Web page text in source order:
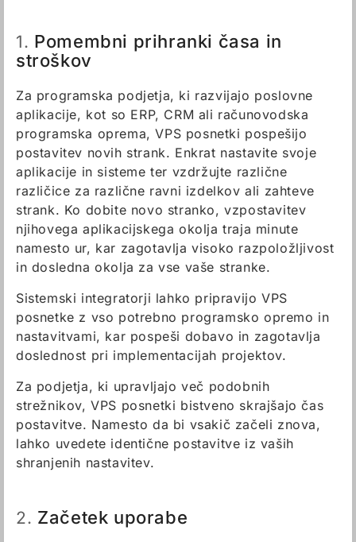
1. Pomembni prihranki časa in
stroškov
Za programska podjetja, ki razvijajo poslovne
aplikacije, kot so ERP, CRM ali računovodska
programska oprema, VPS posnetki pospešijo
postavitev novih strank. Enkrat nastavite svoje
aplikacije in sisteme ter vzdržujte različne
različice za različne ravni izdelkov ali zahteve
strank. Ko dobite novo stranko, vzpostavitev
njihovega aplikacijskega okolja traja minute
namesto ur, kar zagotavlja visoko razpoložljivost
in dosledna okolja za vse vaše stranke.
Sistemski integratorji lahko pripravijo VPS
posnetke z vso potrebno programsko opremo in
nastavitvami, kar pospeši dobavo in zagotavlja
doslednost pri implementacijah projektov.
Za podjetja, ki upravljajo več podobnih
strežnikov, VPS posnetki bistveno skrajšajo čas
postavitve. Namesto da bi vsakič začeli znova,
lahko uvedete identične postavitve iz vaših
shranjenih nastavitev.
2. Začetek uporabe